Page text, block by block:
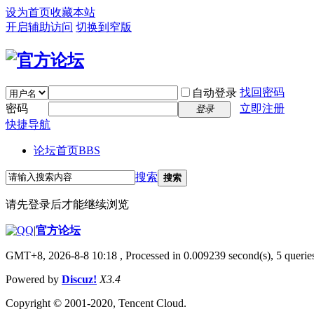
设为首页收藏本站
开启辅助访问 切换到窄版
自动登录 找回密码
密码
登录
立即注册
快捷导航
论坛首页BBS
搜索 搜索
请先登录后才能继续浏览
|官方论坛
GMT+8, 2026-8-8 10:18 , Processed in 0.009239 second(s), 5
Powered by Discuz! X3.4
Copyright © 2001-2020, Tencent Cloud.